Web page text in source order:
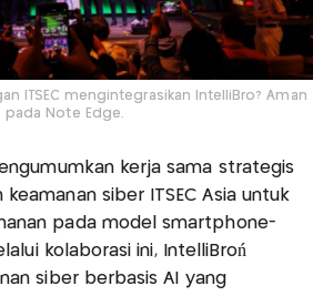
ITSEC mengintegrasikan IntelliBro? Aman
pada Note Edge.
kerja sama strategis
siber ITSEC Asia untuk
pada model smartphone-
kolaborasi ini, IntelliBroń
siber berbasis AI yang